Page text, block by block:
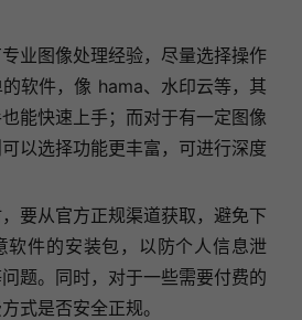
业图像处理经验，尽量选择操作
软件，像 hama、水印云等，其
能快速上手；而对于有一定图像
以选择功能更丰富，可进行深度
要从官方正规渠道获取，避免下
软件的安装包，以防个人信息泄
题。同时，对于一些需要付费的
式是否安全正规。